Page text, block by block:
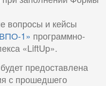
вопросы и кейсы
1» программно-
«LiftUp».
предоставлена
с прошедшего